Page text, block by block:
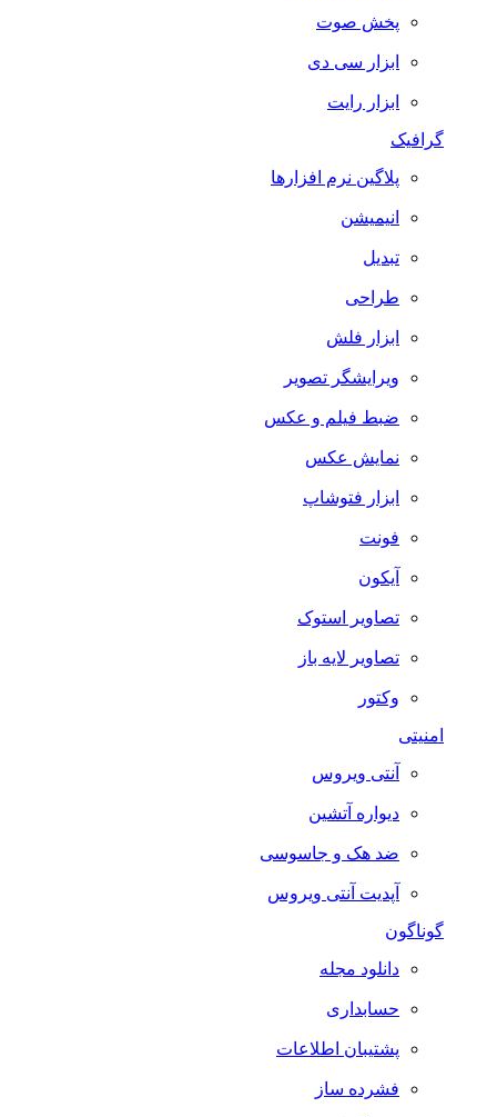
پخش صوت
ابزار سی دی
ابزار رایت
گرافیک
پلاگین نرم افزارها
انیمیشن
تبدیل
طراحی
ابزار فلش
ویرایشگر تصویر
ضبط فيلم و عكس
نمایش عکس
ابزار فتوشاپ
فونت
آیکون
تصاویر استوک
تصاویر لایه باز
وکتور
امنیتی
آنتی ویروس
دیواره آتشین
ضد هک و جاسوسی
آپدیت آنتی ویروس
گوناگون
دانلود مجله
حسابداری
پشتیبان اطلاعات
فشرده ساز